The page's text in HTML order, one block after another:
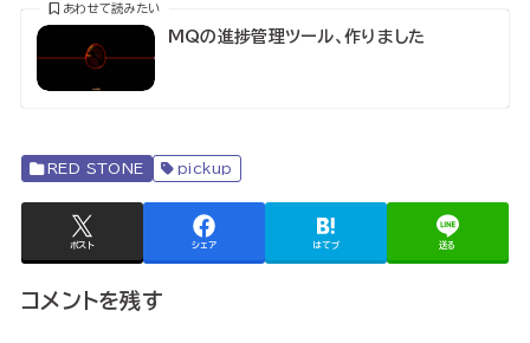
MQの進捗管理ツール、作りました
あわせて読みたい
RED STONE pickup
ポスト シェア はてブ 送る
コメントを残す